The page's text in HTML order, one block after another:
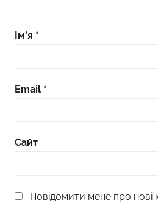
Ім'я *
Email *
Сайт
Повідомити мене про нові